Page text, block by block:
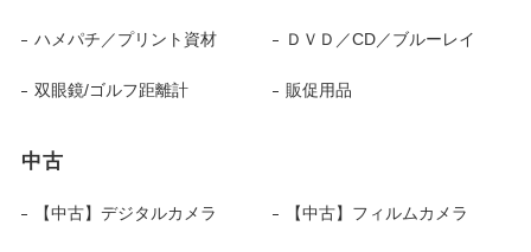
ハメパチ／プリント資材 ＤＶＤ／CD／ブルーレイ
双眼鏡/ゴルフ距離計 販促用品
中古
【中古】デジタルカメラ 【中古】フィルムカメラ